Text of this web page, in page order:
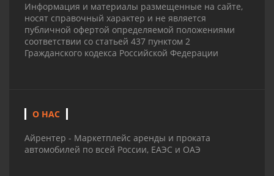
Информация и материалы размещенные на сайте,
носят справочный характер и не является
публичной офертой определяемой положениями
соответствии со статьей 437 пунктом 2
Гражданского кодекса Российской Федерации
О НАС
Айрентер - Маркетплейс аренды и проката
автомобилей по всей России, ЕАЭС и ОАЭ